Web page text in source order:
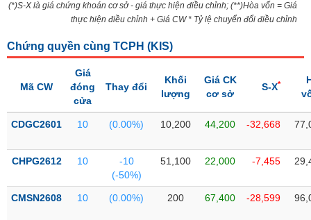
Theo
đặc
biệt
được
quỹ
mục
Cổ
(*)S-X là giá chứng khoán cơ sở - giá thực hiện điều chỉnh; (**)Hòa vốn = Giá
thực hiện điều chỉnh + Giá CW * Tỷ lệ chuyển đổi điều chỉnh
Chứng quyền cùng TCPH (KIS)
Mã CW
Giá
đóng
cửa
Thay đổi
Khối
lượng
Giá CK
cơ sở
S-X*
CDGC2601 10 (0.00%) 10,200 44,200 -32,668
CHPG2612 10
-10
(-50%)
51,100 22,000 -7,455
CMSN2608 10 (0.00%) 200 67,400 -28,599
ĐẦU
TƯ
XUẤT
DỮ
TIN
MỚI